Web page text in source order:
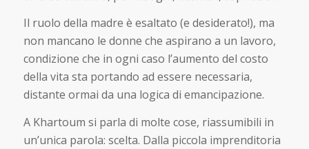
Il ruolo della madre è esaltato (e desiderato!), ma
non mancano le donne che aspirano a un lavoro,
condizione che in ogni caso l’aumento del costo
della vita sta portando ad essere necessaria,
distante ormai da una logica di emancipazione.
A Khartoum si parla di molte cose, riassumibili in
un’unica parola: scelta. Dalla piccola imprenditoria